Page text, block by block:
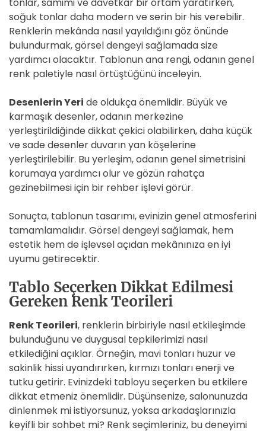
soğuk tonlar daha modern ve serin bir his verebilir.
Renklerin mekânda nasıl yayıldığını göz önünde
bulundurmak, görsel dengeyi sağlamada size
yardımcı olacaktır. Tablonun ana rengi, odanın genel
renk paletiyle nasıl örtüştüğünü inceleyin.
Desenlerin Yeri de oldukça önemlidir. Büyük ve
karmaşık desenler, odanın merkezine
yerleştirildiğinde dikkat çekici olabilirken, daha küçük
ve sade desenler duvarın yan köşelerine
yerleştirilebilir. Bu yerleşim, odanın genel simetrisini
korumaya yardımcı olur ve gözün rahatça
gezinebilmesi için bir rehber işlevi görür.
Sonuçta, tablonun tasarımı, evinizin genel atmosferini
tamamlamalıdır. Görsel dengeyi sağlamak, hem
estetik hem de işlevsel açıdan mekânınıza en iyi
uyumu getirecektir.
Tablo Seçerken Dikkat Edilmesi
Gereken Renk Teorileri
Renk Teorileri, renklerin birbiriyle nasıl etkileşimde
bulunduğunu ve duygusal tepkilerimizi nasıl
etkilediğini açıklar. Örneğin, mavi tonları huzur ve
sakinlik hissi uyandırırken, kırmızı tonları enerji ve
tutku getirir. Evinizdeki tabloyu seçerken bu etkilere
dikkat etmeniz önemlidir. Düşünsenize, salonunuzda
dinlenmek mi istiyorsunuz, yoksa arkadaşlarınızla
keyifli bir sohbet mi? Renk seçimleriniz, bu deneyimi